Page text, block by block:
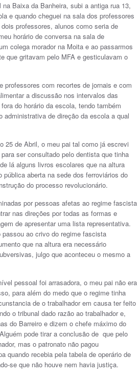
Baixa da Banheira, subi a antiga rua 13,
e quando cheguei na sala dos professores
professores, alunos como seria de
horário de conversa na sala de
colega morador na Moita e ao passarmos
que gritavam pelo MFA e gesticulavam o
professores com recortes de jornais e com
a discussão nos intervalos das
do horário da escola, tendo também
de direção da escola a qual
25 de Abril, o meu pai tal como já escrevi
ser consultado pelo dentista que tinha
lá alguns livros escolares que na altura
aberta na sede dos ferroviários do
do processo revolucionário.
por pessoas afetas ao regime fascista
nas direções por todas as formas e
de apresentar uma lista representativa.
ao crivo do regime fascista
que na altura era necessário
julgo que aconteceu o mesmo a
pessoal foi arrasadora, o meu pai não era
para além do medo que o regime tinha
de o trabalhador em causa ter feito
o tribunal dado razão ao trabalhador e,
do Barreiro e dizem o chefe máximo do
pode tirar a conclusão de que pelo
mas o patronato não pagou
quando recebia pela tabela de operário de
se que não houve nem havia justiça.